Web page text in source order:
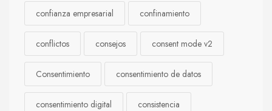
confianza empresarial confinamiento
conflictos consejos consent mode v2
Consentimiento consentimiento de datos
consentimiento digital consistencia